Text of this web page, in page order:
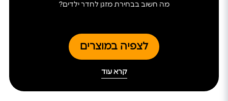
מה חשוב בבחירת מזגן לחדר ילדים?
לצפיה במוצרים
קרא עוד